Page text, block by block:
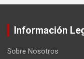
Información
Sobre Nosotros